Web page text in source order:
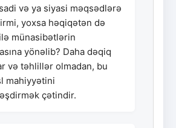
və ya siyasi məqsədlərə
yoxsa həqiqətən də
münasibətlərin
yönəlib? Daha dəqiq
və təhlillər olmadan, bu
mahiyyətini
çətindir.